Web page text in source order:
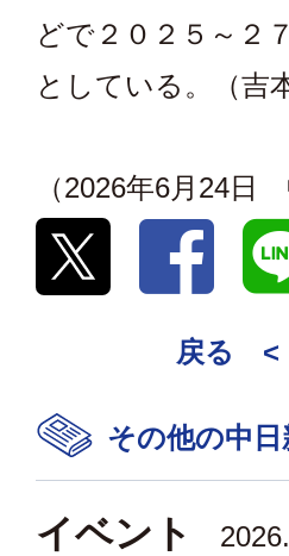
どで２０２５～２
としている。（吉
（2026年6月24
戻る <
その他の中
イベント